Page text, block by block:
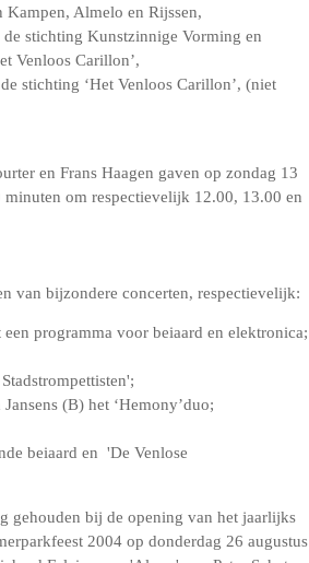
Kampen, Almelo en Rijssen,
de stichting Kunstzinnige Vorming en
Venloos Carillon’,
stichting ‘Het Venloos Carillon’, (niet
en Frans Haagen gaven op zondag 13
om respectievelijk 12.00, 13.00 en
van bijzondere concerten, respectievelijk:
programma voor beiaard en elektronica;
(B) het ‘Hemony’duo;
beiaard en 'De Venlose
gehouden bij de opening van het jaarlijks
2004 op donderdag 26 augustus